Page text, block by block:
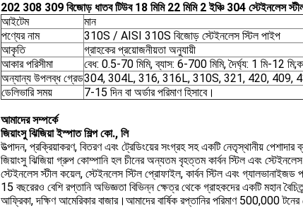
202 308 309 বিজোড় ধাতব টিউব 18 মিমি 22 মিমি 2 ইঞ্চি 304 স্টেইনলেস
আইটেম
মান
পণ্যের নাম
310S / AISI 310S বিজোড় স্টেইনলেস স্টিল পাইপ
আকৃতি
গ্রাহকের প্রয়োজনীয়তা অনুযায়ী
আকার পরিসীমা
বেধ: 0.5-70 মিমি, ব্যাস: 6-700 মিমি, দৈর্ঘ্য: 1 মি-12
অন্যান্য উপলব্ধ গ্রেড304, 304L, 316, 316L, 310S, 321, 420, 409,
ডেলিভারি সময়
7-15 দিন বা অর্ডার পরিমাণ হিসাবে।
আমাদের সম্পর্কে
জিয়াংসু ঝিজিয়া ইস্পাত শিল্প কো., লি
উত্পাদন, প্রক্রিয়াকরণ, বিতরণ এবং ট্রেডিংয়ের সংগ্রহ সহ একটি নেতৃস্থানীয় পেশাদার
জিয়াংসু ঝিজিয়া গ্রুপ কোম্পানি হল চীনের অন্যতম বৃহত্তম কার্বন স্টিল এবং
স্টেইনলেস স্টীল কয়েল, স্টেইনলেস স্টিল প্রোফাইল, কার্বন স্টিল এবং
15 বছরেরও বেশি রপ্তানি অভিজ্ঞতা বিভিন্ন ক্ষেত্র থেকে গ্রাহকদের একটি মহান
আফ্রিকা, দক্ষিণ আমেরিকার বাজার।আমাদের বার্ষিক রপ্তানির পরিমাণ 500,000 টনের